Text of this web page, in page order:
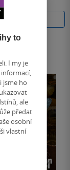
Koupit
to
I my je
jsme ho
ale
předat
osobní
vlastní